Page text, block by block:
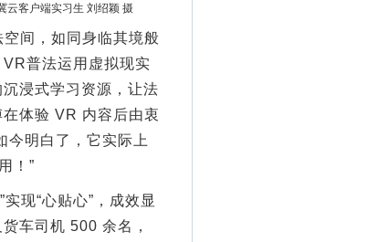
云客户端实习生 刘绍颖 摄
间，如同身临其境般
普法运用虚拟现实
浸式学习资源，让法
体验 VR 内容后由衷
今明白了，它实际上
！”
现“心贴心”，成效显
车司机 500 余名，